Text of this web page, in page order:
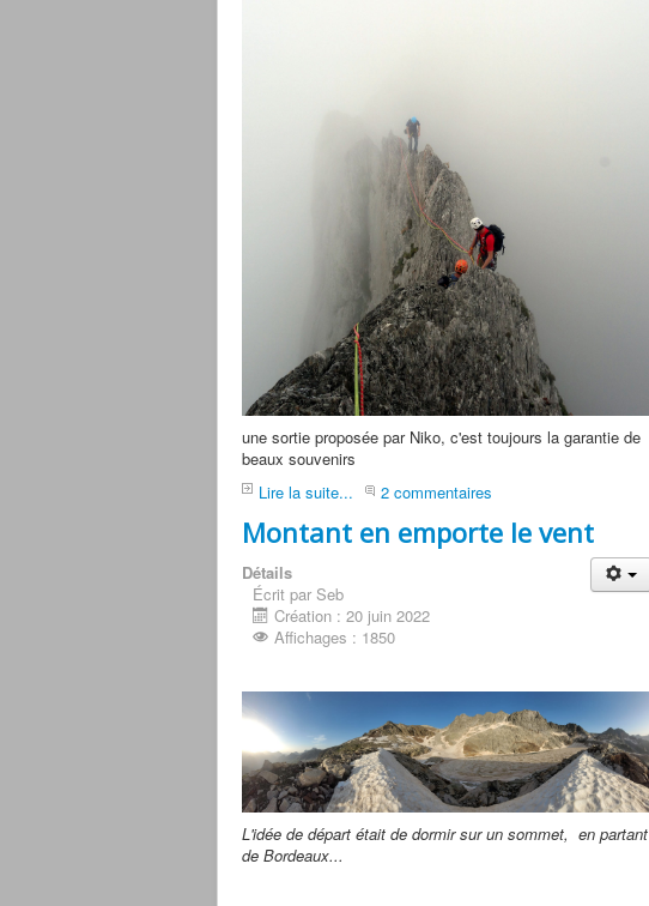
une sortie proposée par Niko, c'est toujours la garantie de
beaux souvenirs
Lire la suite...
2 commentaires
Montant en emporte le vent
Détails
Écrit par Seb
Création : 20 juin 2022
Affichages : 1850
L'idée de départ était de dormir sur un sommet, en partant
de Bordeaux...